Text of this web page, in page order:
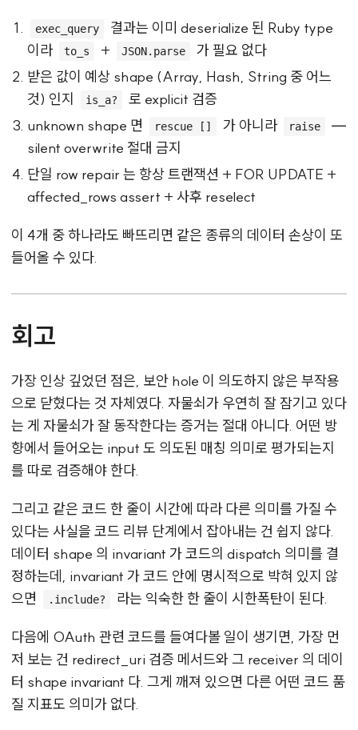
exec_query
결과는 이미 deserialize 된 Ruby type
이라
to_s + JSON.parse
가 필요 없다
받은 값이 예상 shape (Array, Hash, String 중 어느
것) 인지
is_a?
로 explicit 검증
unknown shape 면
rescue [] 가 아니라 raise
—
silent overwrite 절대 금지
단일 row repair 는 항상 트랜잭션 + FOR UPDATE +
affected_rows assert + 사후 reselect
이 4개 중 하나라도 빠뜨리면 같은 종류의 데이터 손상이 또
들어올 수 있다.
회고
가장 인상 깊었던 점은, 보안 hole 이 의도하지 않은 부작용
으로 닫혔다는 것 자체였다. 자물쇠가 우연히 잘 잠기고 있다
는 게 자물쇠가 잘 동작한다는 증거는 절대 아니다. 어떤 방
향에서 들어오는 input 도 의도된 매칭 의미로 평가되는지
를 따로 검증해야 한다.
그리고 같은 코드 한 줄이 시간에 따라 다른 의미를 가질 수
있다는 사실을 코드 리뷰 단계에서 잡아내는 건 쉽지 않다.
데이터 shape 의 invariant 가 코드의 dispatch 의미를 결
정하는데, invariant 가 코드 안에 명시적으로 박혀 있지 않
으면
.include? 라는 익숙한 한 줄이 시한폭탄이 된다.
다음에 OAuth 관련 코드를 들여다볼 일이 생기면, 가장 먼
저 보는 건 redirect_uri 검증 메서드와 그 receiver 의 데이
터 shape invariant 다. 그게 깨져 있으면 다른 어떤 코드 품
질 지표도 의미가 없다.